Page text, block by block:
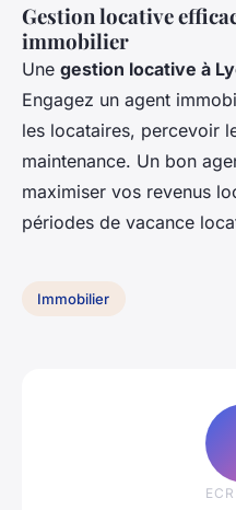
Gestion locative
immobilier
Une gestion locative à
Engagez un agent
les locataires, percevoir
maintenance. Un bon
maximiser vos revenus
périodes de vacance
Immobilier